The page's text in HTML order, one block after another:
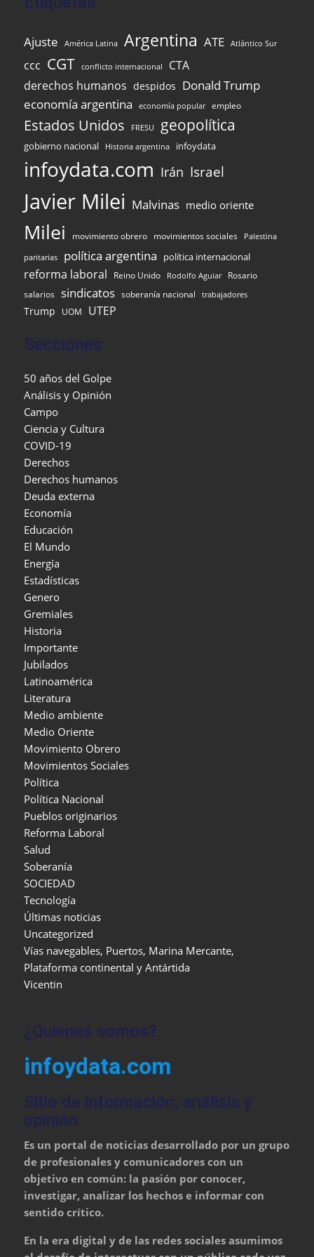
Ajuste América Latina Argentina ATE Atlántico Sur
ccc CGT conflicto internacional
CTA
derechos humanos despidos Donald Trump
economía argentina
economía popular empleo
Estados Unidos FRESU geopolítica
gobierno nacional Historia argentina infoydata
infoydata.com Irán Israel
Javier Milei Malvinas medio oriente
Milei movimiento obrero movimientos sociales Palestina
paritarias política argentina política internacional
reforma laboral Reino Unido Rodolfo Aguiar Rosario
salarios sindicatos soberanía nacional trabajadores
Trump UOM UTEP
Secciones
50 años del Golpe
Análisis y Opinión
Campo
Ciencia y Cultura
COVID-19
Derechos
Derechos humanos
Deuda externa
Economía
Educación
El Mundo
Energía
Estadísticas
Genero
Gremiales
Historia
Importante
Jubilados
Latinoamérica
Literatura
Medio ambiente
Medio Oriente
Movimiento Obrero
Movimientos Sociales
Política
Política Nacional
Pueblos originarios
Reforma Laboral
Salud
Soberanía
SOCIEDAD
Tecnología
Últimas noticias
Uncategorized
Vías navegables, Puertos, Marina Mercante,
Plataforma continental y Antártida
Vicentin
¿Quienes somos?
infoydata.com
Sitio de información, análisis y
opinión
Es un portal de noticias desarrollado por un grupo
de profesionales y comunicadores con un
objetivo en común: la pasión por conocer,
investigar, analizar los hechos e informar con
sentido crítico.
En la era digital y de las redes sociales asumimos